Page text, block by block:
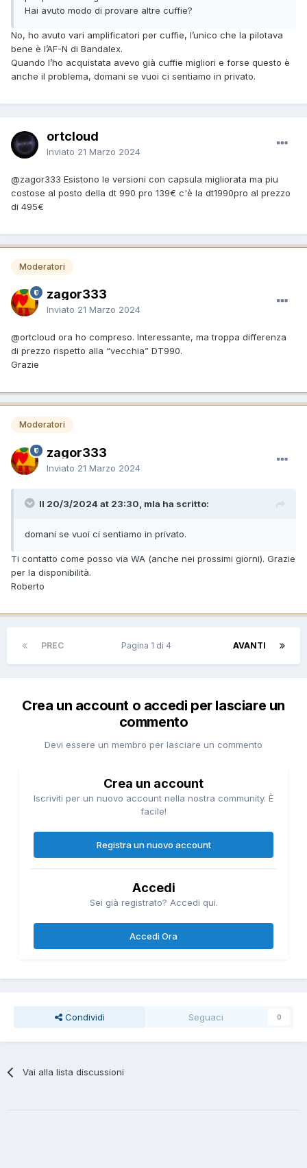
Hai avuto modo di provare altre cuffie?
No, ho avuto vari amplificatori per cuffie, l’unico che la pilotava
bene è l’AF-N di Bandalex.
Quando l’ho acquistata avevo già cuffie migliori e forse questo è
anche il problema, domani se vuoi ci sentiamo in privato.
ortcloud
Inviato 21 Marzo 2024
@zagor333 Esistono le versioni con capsula migliorata ma piu
costose al posto della dt 990 pro 139€ c'è la dt1990pro al prezzo
di 495€
Moderatori
zagor333
Inviato 21 Marzo 2024
@ortcloud ora ho compreso. Interessante, ma troppa differenza
di prezzo rispetto alla “vecchia” DT990.
Grazie
Moderatori
zagor333
Inviato 21 Marzo 2024
Il 20/3/2024 at 23:30, mla ha scritto:
domani se vuoi ci sentiamo in privato.
Ti contatto come posso via WA (anche nei prossimi giorni). Grazie
per la disponibilità.
Roberto
PREC AVANTI
Pagina 1 di 4
Crea un account o accedi per lasciare un
commento
Devi essere un membro per lasciare un commento
Crea un account
Iscriviti per un nuovo account nella nostra community. È
facile!
Registra un nuovo account
Accedi
Sei già registrato? Accedi qui.
Accedi Ora
Condividi Seguaci 0
Vai alla lista discussioni